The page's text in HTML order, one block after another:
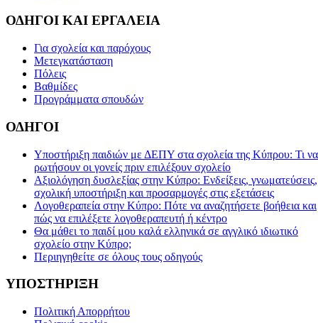
ΟΔΗΓΟΙ ΚΑΙ ΕΡΓΑΛΕΙΑ
Για σχολεία και παρόχους
Μετεγκατάσταση
Πόλεις
Βαθμίδες
Προγράμματα σπουδών
ΟΔΗΓΟΙ
Υποστήριξη παιδιών με ΔΕΠΥ στα σχολεία της Κύπρου: Τι να
ρωτήσουν οι γονείς πριν επιλέξουν σχολείο
Αξιολόγηση δυσλεξίας στην Κύπρο: Ενδείξεις, γνωματεύσεις,
σχολική υποστήριξη και προσαρμογές στις εξετάσεις
Λογοθεραπεία στην Κύπρο: Πότε να αναζητήσετε βοήθεια και
πώς να επιλέξετε λογοθεραπευτή ή κέντρο
Θα μάθει το παιδί μου καλά ελληνικά σε αγγλικό ιδιωτικό
σχολείο στην Κύπρο;
Περιηγηθείτε σε όλους τους οδηγούς
ΥΠΟΣΤΗΡΙΞΗ
Πολιτική Απορρήτου